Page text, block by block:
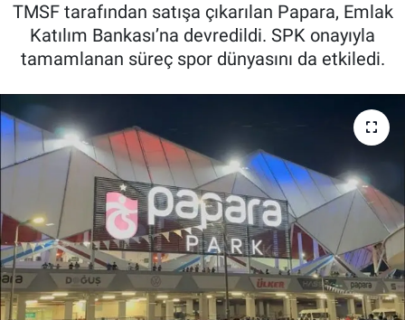
TMSF tarafından satışa çıkarılan Papara, Emlak
Katılım Bankası’na devredildi. SPK onayıyla
tamamlanan süreç spor dünyasını da etkiledi.
FUTBOL
TV VE SİNEMA
BASKETBOL
SAĞLIK
GENEL
KÜLTÜR SANAT